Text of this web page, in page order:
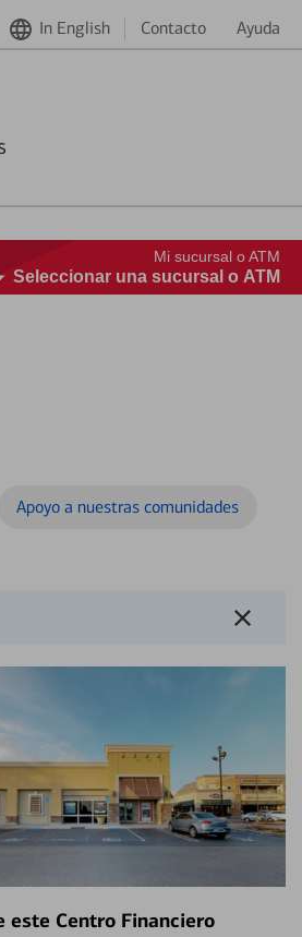
In English Contacto Ayuda
Mi sucursal o ATM
Seleccionar una sucursal o ATM
Apoyo a nuestras comunidades
este Centro Financiero